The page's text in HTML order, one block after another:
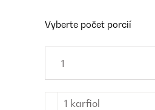
Vyberte počet porcií
1 karfiol